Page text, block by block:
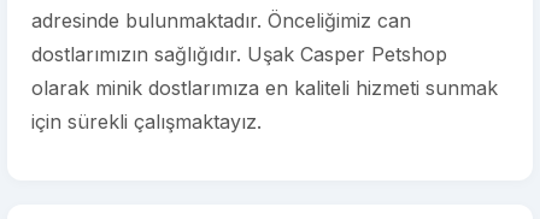
adresinde bulunmaktadır. Önceliğimiz can
dostlarımızın sağlığıdır. Uşak Casper Petshop
olarak minik dostlarımıza en kaliteli hizmeti sunmak
için sürekli çalışmaktayız.